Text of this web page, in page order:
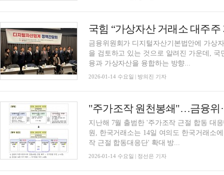
금융위원회가 디지털자산기본법안에 가상
을 검토하고 있는 것으로 알려진 가운데,
융과 가상자산을 융합하는 방향...
2026-01-14 수요일 | 방의진 기자
지난해 7월 출범한 '주가조작 근절 합동 대
원, 한국거래소는 14일 여의도 한국거래소
작 근절 합동대응단' 확대 방...
2026-01-14 수요일 | 정선은 기자